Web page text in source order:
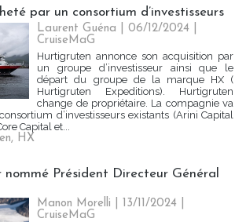
par un consortium d’investisseurs
Laurent Guéna | 06/12/2024
CruiseMaG
Hurtigruten annonce son acquisition par
un groupe d’investisseur ainsi que le
départ du groupe de la marque HX (
Hurtigruten Expeditions). Hurtigruten
change de propriétaire. La compagnie va
d’investisseurs existants (Arini Capital
Capital et...
, HX
nommé Président Directeur Général
Manon Morelli | 13/11/2024
CruiseMaG